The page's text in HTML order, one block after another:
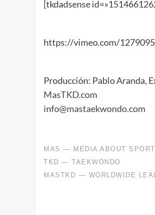
[tkdadsense
https://vimeo.com/
Producción: Pablo Aranda,
MasTKD.com
info@mastaekwondo.com